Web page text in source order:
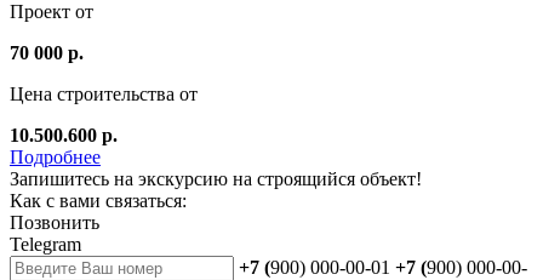
Проект от
70 000 р.
Цена строительства от
10.500.600 р.
Подробнее
Запишитесь на экскурсию на строящийся объект!
Как с вами связаться:
Позвонить
Telegram
+7 (900) 000-00-01 +7 (900) 000-00-